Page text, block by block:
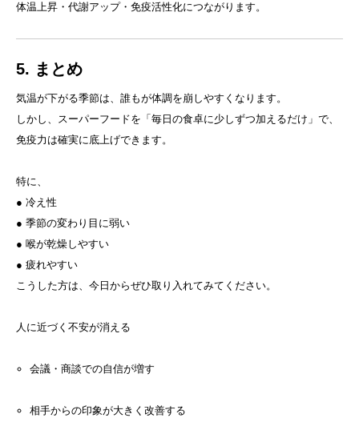
体温上昇・代謝アップ・免疫活性化につながります。
5. まとめ
気温が下がる季節は、誰もが体調を崩しやすくなります。
しかし、スーパーフードを「毎日の食卓に少しずつ加えるだけ」で、
免疫力は確実に底上げできます。
特に、
● 冷え性
● 季節の変わり目に弱い
● 喉が乾燥しやすい
● 疲れやすい
こうした方は、今日からぜひ取り入れてみてください。
人に近づく不安が消える
会議・商談での自信が増す
相手からの印象が大きく改善する